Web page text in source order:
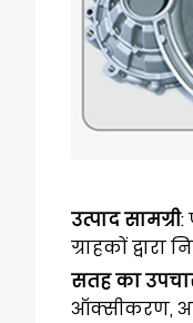
उत्पाद सामग्री:
ग्राहकों
सतह का
ऑक्सीकरण,